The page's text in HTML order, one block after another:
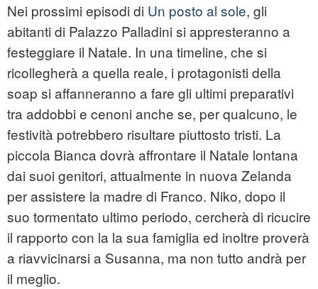
Nei prossimi episodi di Un posto al sole, gli
abitanti di Palazzo Palladini si appresteranno a
festeggiare il Natale. In una timeline, che si
ricollegherà a quella reale, i protagonisti della
soap si affanneranno a fare gli ultimi preparativi
tra addobbi e cenoni anche se, per qualcuno, le
festività potrebbero risultare piuttosto tristi. La
piccola Bianca dovrà affrontare il Natale lontana
dai suoi genitori, attualmente in nuova Zelanda
per assistere la madre di Franco. Niko, dopo il
suo tormentato ultimo periodo, cercherà di ricucire
il rapporto con la la sua famiglia ed inoltre proverà
a riavvicinarsi a Susanna, ma non tutto andrà per
il meglio.